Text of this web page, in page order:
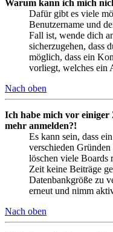
Warum kann ich mich
Dafür gibt es viele
Benutzername und
Fall ist, wende dich
sicherzugehen, dass
möglich, dass ein
vorliegt, welches ein
Nach oben
Ich habe mich vor
mehr anmelden?!
Es kann sein, dass
verschieden
löschen viele Boards
Zeit keine Beiträge
Datenbankgröße zu
erneut und nimm
Nach oben